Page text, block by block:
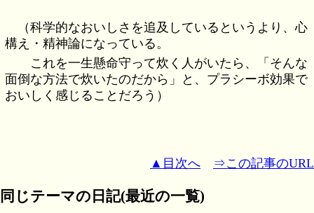
（科学的なおいしさを追及しているというより、心
構え・精神論になっている。
これを一生懸命守って炊く人がいたら、「そんな
面倒な方法で炊いたのだから」と、プラシーボ効果で
おいしく感じることだろう）
▲目次へ ⇒この記事のURL
同じテーマの日記(最近の一覧)